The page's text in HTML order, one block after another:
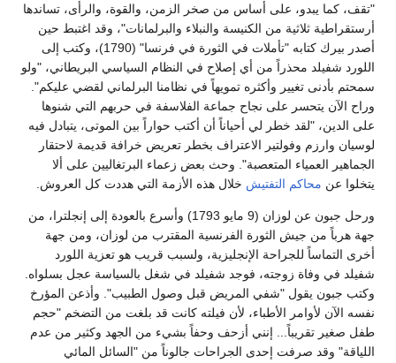
"تقف، كما يبدو، على أساس من صخر الزمن، والقوة، والرأى، تساندها
أرستقراطية ثلاثية من الكنيسة والنبلاء والبرلمانات"، وقد اغتبط حين
أصدر بيرك كتابه "تأملات في الثورة في فرنسا" (1790)، وكتب إلى
اللورد شفيلد محذراً من أي إصلاح في النظام السياسي البريطاني، "ولو
سمحتم بأدنى تغيير وأكثره تمويهاً في نظامنا البرلماني لقضي عليكم".
وراح الآن يتحسر على نجاح جماعة الفلاسفة في حربهم التي شنوها
على الدين، "لقد خطر لي أحياناً أن أكتب حواراً بين الموتى، يتبادل فيه
لوسيان وارزم وفولتير الاعتراف بخطر تعريض خرافة قديمة لاحتقار
الجماهير العمياء المتعصبة". وحث بعض زعماء البرتغاليين على ألا
يتخلوا عن محاكم التفتيش خلال هذه الأزمة التي هددت كل العروش.
ورحل جبون عن لوزان (9 مايو 1793) وأسرع بالعودة إلى إنجلترا، من
جهة هرباً من جيش الثورة الفرنسية المقترب من لوزان، ومن جهة
أخرى التماساً للجراحة الإنجليزية، ولسبب قريب هو تعزية اللورد
شفيلد في وفاة زوجته، فوجد شفيلد في شغل بالسياسة عجل بسلواه.
وكتب جبون يقول "شفي المريض قبل وصول الطبيب". وأذعن المؤرخ
نفسه الآن لأوامر الأطباء، لأن فيلته كانت قد بلغت من التضخم "حجم
طفل صغير تقريباً... إنني أزحف وحفاً بشيء من الجهد وكثير من عدم
اللياقة" وقد صرفت إحدى الجراحات جالوناً من "السائل المائي